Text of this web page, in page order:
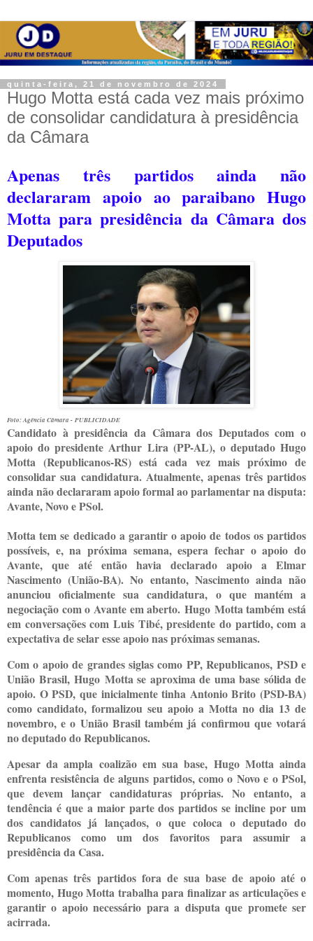
quinta-feira, 21 de novembro de 2024
Hugo Motta está cada vez mais próximo
de consolidar candidatura à presidência
da Câmara
Apenas três partidos ainda não
declararam apoio ao paraibano Hugo
Motta para presidência da Câmara dos
Deputados
Foto: Agência Câmara - PUBLICIDADE
Candidato à presidência da Câmara dos Deputados com o
apoio do presidente Arthur Lira (PP-AL), o deputado Hugo
Motta (Republicanos-RS) está cada vez mais próximo de
consolidar sua candidatura. Atualmente, apenas três partidos
ainda não declararam apoio formal ao parlamentar na disputa:
Avante, Novo e PSol.
Motta tem se dedicado a garantir o apoio de todos os partidos
possíveis, e, na próxima semana, espera fechar o apoio do
Avante, que até então havia declarado apoio a Elmar
Nascimento (União-BA). No entanto, Nascimento ainda não
anunciou oficialmente sua candidatura, o que mantém a
negociação com o Avante em aberto. Hugo Motta também está
em conversações com Luis Tibé, presidente do partido, com a
expectativa de selar esse apoio nas próximas semanas.
Com o apoio de grandes siglas como PP, Republicanos, PSD e
União Brasil, Hugo Motta se aproxima de uma base sólida de
apoio. O PSD, que inicialmente tinha Antonio Brito (PSD-BA)
como candidato, formalizou seu apoio a Motta no dia 13 de
novembro, e o União Brasil também já confirmou que votará
no deputado do Republicanos.
Apesar da ampla coalizão em sua base, Hugo Motta ainda
enfrenta resistência de alguns partidos, como o Novo e o PSol,
que devem lançar candidaturas próprias. No entanto, a
tendência é que a maior parte dos partidos se incline por um
dos candidatos já lançados, o que coloca o deputado do
Republicanos como um dos favoritos para assumir a
presidência da Casa.
Com apenas três partidos fora de sua base de apoio até o
momento, Hugo Motta trabalha para finalizar as articulações e
garantir o apoio necessário para a disputa que promete ser
acirrada.